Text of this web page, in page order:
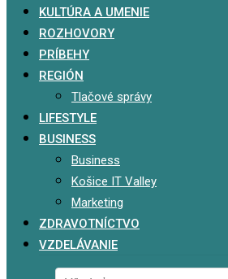
KULTÚRA A UMENIE
ROZHOVORY
PRÍBEHY
REGIÓN
Tlačové správy
LIFESTYLE
BUSINESS
Business
Košice IT Valley
Marketing
ZDRAVOTNÍCTVO
VZDELÁVANIE